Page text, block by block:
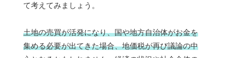
て考えてみましょう。
土地の売買が活発になり、国や地方自治体がお金を
集める必要が出てきた場合、地価税が再び議論の中